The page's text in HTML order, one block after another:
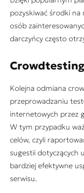
pozyskiwać środki na
osób
darczyńcy często
Crowdtesting
Kolejna odmiana
przeprowadzaniu
internetowych przez
W tym przypadku
celów, czyli
sugestii dotyczących
bardziej efektywne
serwisu.